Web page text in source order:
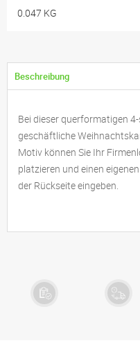
0.047 KG
Beschreibung
Bei dieser querformatigen
geschäftliche
Motiv können Sie Ihr
platzieren und einen
der Rückseite eingeben.